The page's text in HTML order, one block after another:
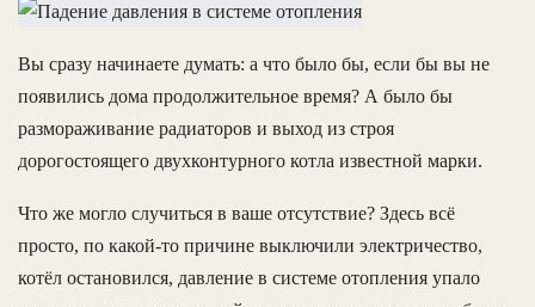
Вы сразу начинаете думать: а что было бы, если бы вы не
появились дома продолжительное время? А было бы
размораживание радиаторов и выход из строя
дорогостоящего двухконтурного котла известной марки.
Что же могло случиться в ваше отсутствие? Здесь всё
просто, по какой-то причине выключили электричество,
котёл остановился, давление в системе отопления упало